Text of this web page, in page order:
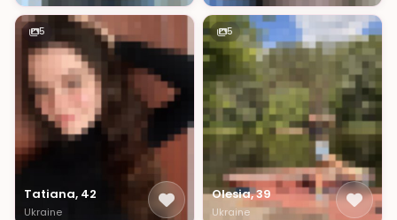
5
Tatiana, 42
Ukraine
5
Olesia, 39
Ukraine